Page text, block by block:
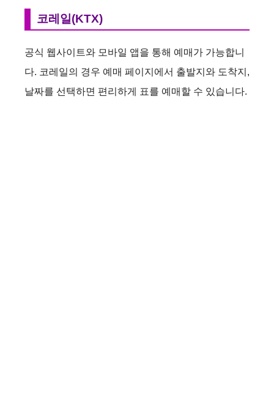
코레일(KTX)
공식 웹사이트와 모바일 앱을 통해 예매가 가능합니
다. 코레일의 경우 예매 페이지에서 출발지와 도착지,
날짜를 선택하면 편리하게 표를 예매할 수 있습니다.